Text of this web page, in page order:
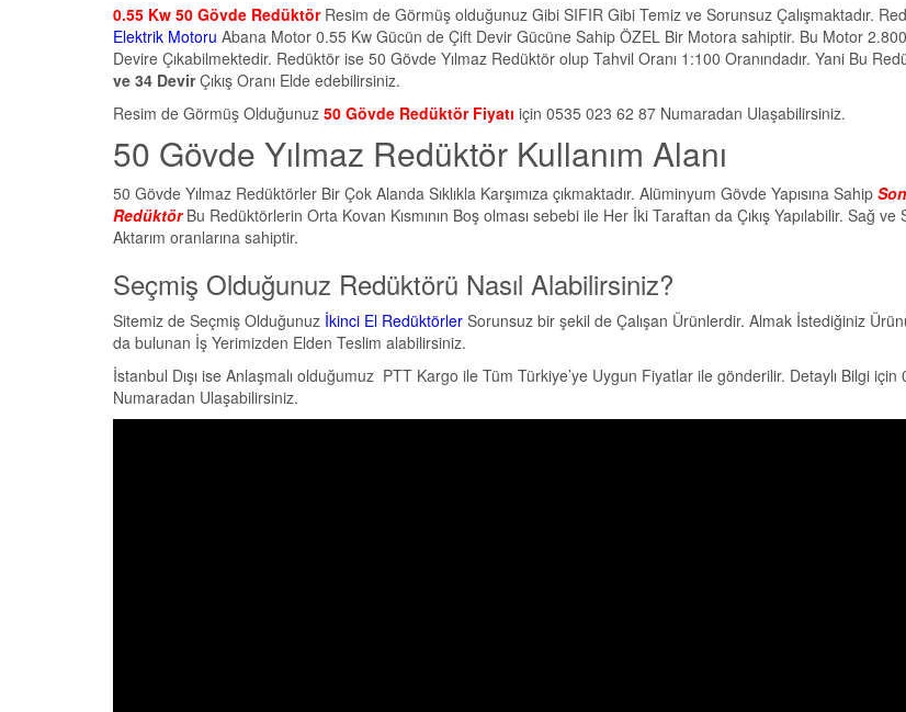
0.55 Kw 50 Gövde RedüktörResim de Görmüş olduğunuz Gibi SIFIR Gibi Temiz ve Sorunsuz Çalışmaktadır.
Elektrik Motoru Abana Motor 0.55 Kw Gücün de Çift Devir Gücüne Sahip ÖZEL Bir Motora sahiptir. Bu Motor
Devire Çıkabilmektedir. Redüktör ise 50 Gövde Yılmaz Redüktör olup Tahvil Oranı 1:100 Oranındadır. Yani Bu
ve 34 DevirÇıkış Oranı Elde edebilirsiniz.
Resim de Görmüş Olduğunuz 50 Gövde Redüktör Fiyatı için 0535 023 62 87 Numaradan Ulaşabilirsiniz.
50 Gövde Yılmaz Redüktör Kullanım Alanı
50 Gövde Yılmaz Redüktörler Bir Çok Alanda Sıklıkla Karşımıza çıkmaktadır. Alüminyum Gövde Yapısına Sahip
RedüktörBu Redüktörlerin Orta Kovan Kısmının Boş olması sebebi ile Her İki Taraftan da Çıkış Yapılabilir. Sağ ve
Aktarım oranlarına sahiptir.
Seçmiş Olduğunuz Redüktörü Nasıl Alabilirsiniz?
Sitemiz de Seçmiş Olduğunuz İkinci El Redüktörler Sorunsuz bir şekil de Çalışan Ürünlerdir. Almak İstediğiniz
da bulunan İş Yerimizden Elden Teslim alabilirsiniz.
İstanbul Dışı ise Anlaşmalı olduğumuz PTT Kargo ile Tüm Türkiye’ye Uygun Fiyatlar ile gönderilir. Detaylı Bilgi
Numaradan Ulaşabilirsiniz.